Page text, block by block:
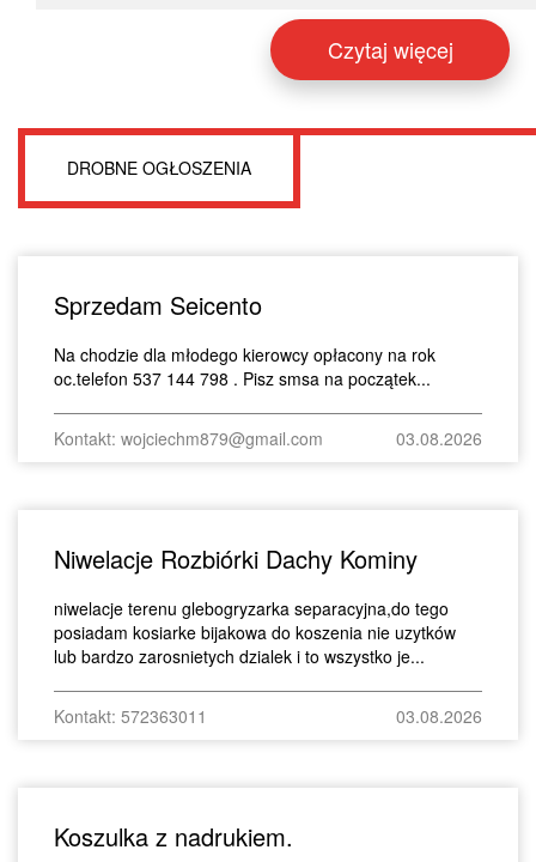
Czytaj więcej
DROBNE OGŁOSZENIA
Sprzedam Seicento
Na chodzie dla młodego kierowcy opłacony na rok
oc.telefon 537 144 798 . Pisz smsa na początek...
Kontakt: wojciechm879@gmail.com 03.08.2026
Niwelacje Rozbiórki Dachy Kominy
niwelacje terenu glebogryzarka separacyjna,do tego
posiadam kosiarke bijakowa do koszenia nie uzytków
lub bardzo zarosnietych dzialek i to wszystko je...
Kontakt: 572363011 03.08.2026
Koszulka z nadrukiem.